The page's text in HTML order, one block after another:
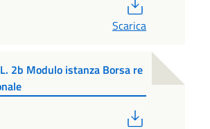
Scarica
2b Modulo istanza Borsa re